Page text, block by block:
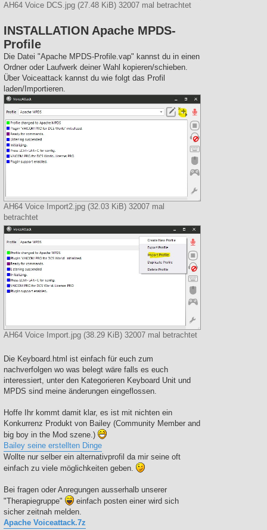
AH64 Voice DCS.jpg (27.48 KiB) 32007 mal betrachtet
INSTALLATION Apache MPDS-
Profile
Die Datei "Apache MPDS-Profile.vap" kannst du in einen
Ordner oder Laufwerk deiner Wahl kopieren/schieben.
Über Voiceattack kannst du wie folgt das Profil
laden/Importieren.
AH64 Voice Import2.jpg (32.03 KiB) 32007 mal
betrachtet
AH64 Voice Import.jpg (38.29 KiB) 32007 mal betrachtet
Die Keyboard.html ist einfach für euch zum
nachverfolgen wo was belegt wäre falls es euch
interessiert, unter den Kategorieren Keyboard Unit und
MPDS sind meine änderungen eingeflossen.
Hoffe Ihr kommt damit klar, es ist mit nichten ein
Konkurrenz Produkt von Bailey (Community Member and
big boy in the Mod szene.)
Bailey seine erstellten Dinge
Wollte nur selber ein alternativprofil da mir seine oft
einfach zu viele möglichkeiten geben.
Bei fragen oder Anregungen ausserhalb unserer
"Therapiegruppe"
einfach posten einer wird sich
sicher zeitnah melden.
Apache Voiceattack.7z